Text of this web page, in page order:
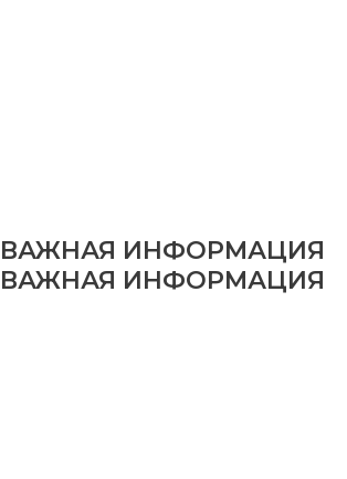
ВАЖНАЯ ИНФОРМАЦИЯ
ВАЖНАЯ ИНФОРМАЦИЯ